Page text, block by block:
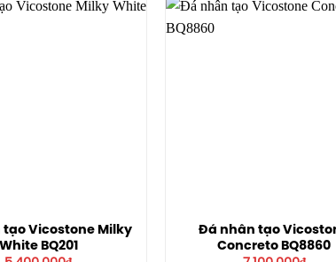
Vicostone Milky
White BQ201
Đá nhân tạo
Concreto BQ8860